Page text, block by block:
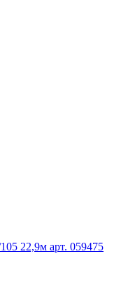
22,9м арт. 059475